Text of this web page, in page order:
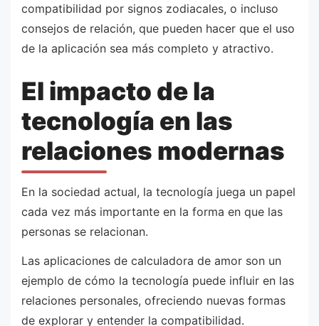
compatibilidad por signos zodiacales, o incluso
consejos de relación, que pueden hacer que el uso
de la aplicación sea más completo y atractivo.
El impacto de la
tecnología en las
relaciones modernas
En la sociedad actual, la tecnología juega un papel
cada vez más importante en la forma en que las
personas se relacionan.
Las aplicaciones de calculadora de amor son un
ejemplo de cómo la tecnología puede influir en las
relaciones personales, ofreciendo nuevas formas
de explorar y entender la compatibilidad.